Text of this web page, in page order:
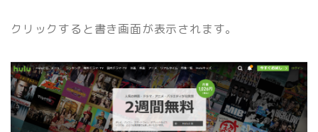
クリックすると書き画面が表示されます。